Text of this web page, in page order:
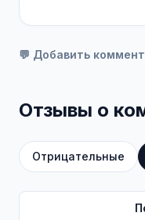
💬 Добавить
Отзывы о
Отрицательные